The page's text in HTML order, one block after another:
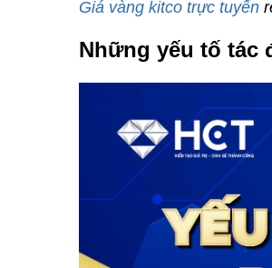
Giá vàng kitco trực tuyến
Những yếu tố tác